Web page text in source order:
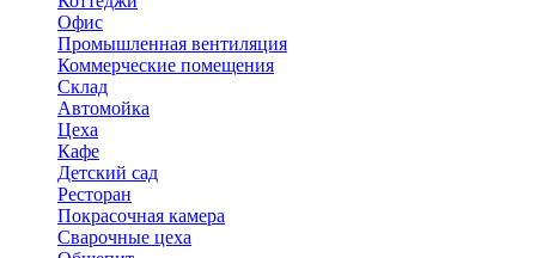
Офис
Промышленная вентиляция
Коммерческие помещения
Склад
Автомойка
Цеха
Кафе
Детский сад
Ресторан
Покрасочная камера
Сварочные цеха